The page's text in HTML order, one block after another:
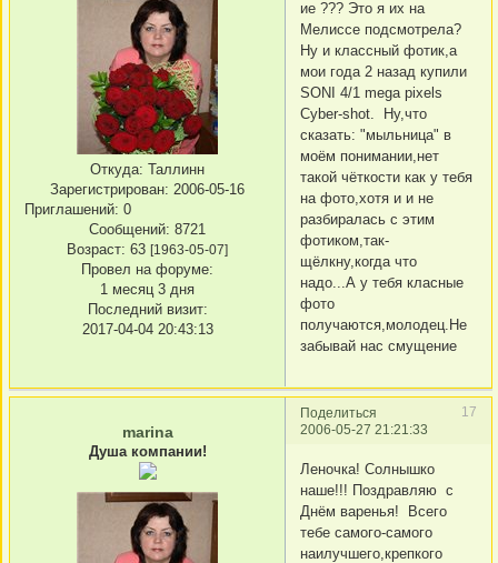
Откуда: Таллинн
Зарегистрирован: 2006-05-16
Приглашений: 0
Сообщений: 8721
Возраст: 63 [1963-05-07]
Провел на форуме:
1 месяц 3 дня
Последний визит:
2017-04-04 20:43:13
ие ??? Это я их на
Мелиссе подсмотрела?
Ну и классный фотик,а
мои года 2 назад купили
SONI 4/1 mega pixels
Cyber-shot. Ну,что
сказать: "мыльница" в
моём понимании,нет
такой чёткости как у тебя
на фото,хотя и и не
разбиралась с этим
фотиком,так-
щёлкну,когда что
надо...А у тебя класные
фото
получаются,молодец.Не
забывай нас смущение
Поделиться
17
2006-05-27 21:21:33
marina
Душа компании!
Леночка! Солнышко
наше!!! Поздравляю с
Днём варенья! Всего
тебе самого-самого
наилучшего,крепкого